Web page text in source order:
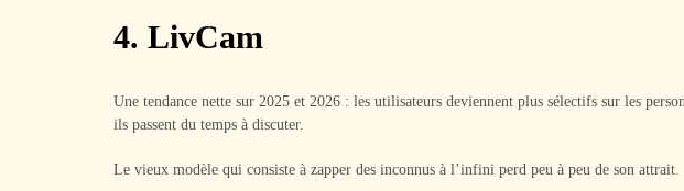
4. LivCam
Une tendance nette sur 2025 et 2026 : les utilisateurs deviennent plus sélectifs sur les
ils passent du temps à discuter.
Le vieux modèle qui consiste à zapper des inconnus à l’infini perd peu à peu de son attrait.